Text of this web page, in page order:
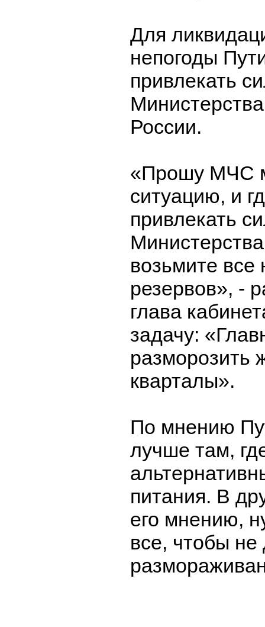
Для
непогоды
привлекать
России.
«Прошу МЧС
ситуацию, и
привлекать
возьмите все
резервов», -
глава
задачу:
разморозить
кварталы».
По мнению
лучше там,
питания. В
его мнению,
все, чтобы не